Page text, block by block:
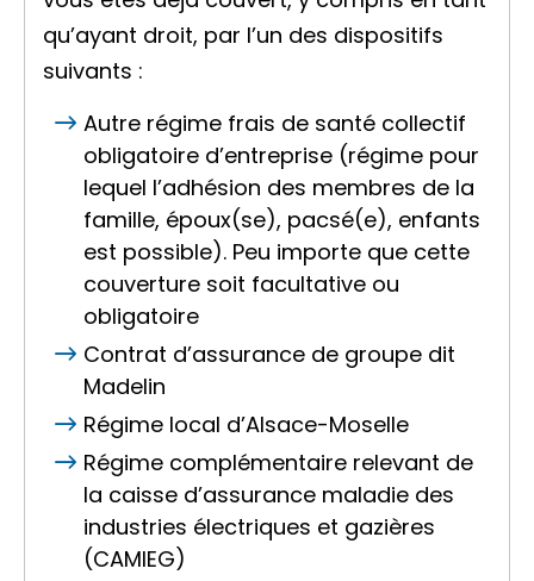
qu’ayant droit, par l’un des dispositifs
suivants :
Autre régime frais de santé collectif
obligatoire d’entreprise (régime pour
lequel l’adhésion des membres de la
famille, époux(se), pacsé(e), enfants
est possible). Peu importe que cette
couverture soit facultative ou
obligatoire
Contrat d’assurance de groupe dit
Madelin
Régime local d’Alsace-Moselle
Régime complémentaire relevant de
la caisse d’assurance maladie des
industries électriques et gazières
(CAMIEG)